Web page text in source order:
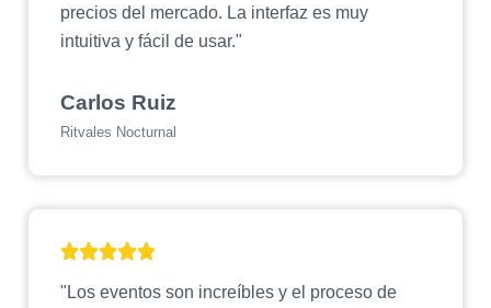
precios del mercado. La interfaz es muy
intuitiva y fácil de usar."
Carlos Ruiz
Ritvales Nocturnal
"Los eventos son increíbles y el proceso de